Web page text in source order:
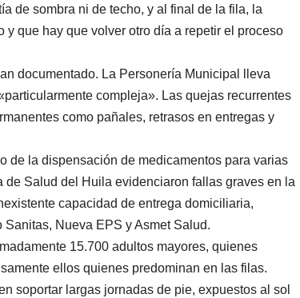
de sombra ni de techo, y al final de la fila, la
que hay que volver otro día a repetir el proceso
documentado. La Personería Municipal lleva
compleja». Las quejas recurrentes
como pañales, retrasos en entregas y
de la dispensación de medicamentos para varias
Salud del Huila evidenciaron fallas graves en la
capacidad de entrega domiciliaria,
Nueva EPS y Asmet Salud.
15.700 adultos mayores, quienes
ellos quienes predominan en las filas.
soportar largas jornadas de pie, expuestos al sol